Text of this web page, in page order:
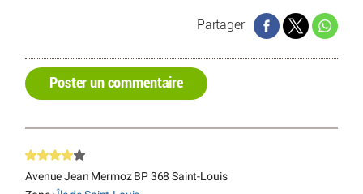
Partager
Poster un commentaire
Avenue Jean Mermoz BP 368 Saint-Louis